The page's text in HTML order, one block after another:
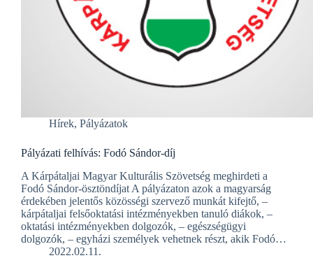
Hírek, Pályázatok
Pályázati felhívás: Fodó Sándor-díj
A Kárpátaljai Magyar Kulturális Szövetség meghirdeti a
Fodó Sándor-ösztöndíjat A pályázaton azok a magyarság
érdekében jelentős közösségi szervező munkát kifejtő, –
kárpátaljai felsőoktatási intézményekben tanuló diákok, –
oktatási intézményekben dolgozók, – egészségügyi
dolgozók, – egyházi személyek vehetnek részt, akik Fodó…
2022.02.11.